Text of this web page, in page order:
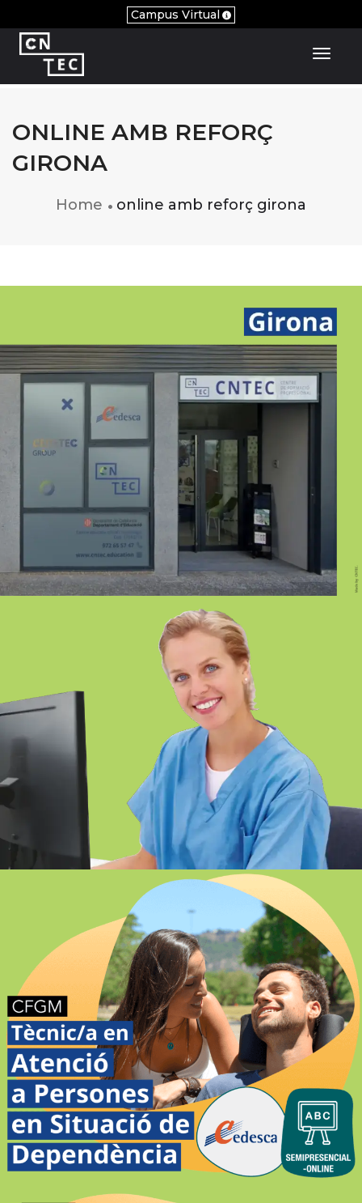
Campus Virtual
ONLINE AMB REFORÇ
GIRONA
Home online amb reforç girona
GIRONA PRESENCIAL
FP EN DOCUMENTACIÓ I
ADMINISTRACIÓ SANITÀRIES ONLINE
GIRONA
ATENCIÓ A PERSONES EN SITUACIÓ
DE DEPENDÈNCIA SEMIPRESENCIAL-
ONLINE GIRONA